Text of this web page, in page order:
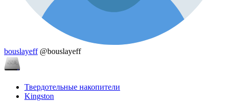
bouslayeff @bouslayeff
Твердотельные накопители
Kingston